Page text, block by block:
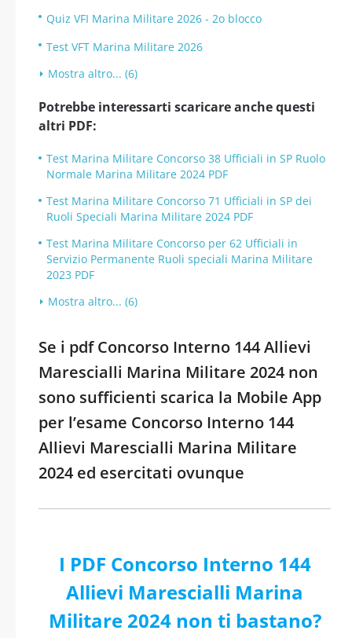
Quiz VFI Marina Militare 2026 - 2o blocco
Test VFT Marina Militare 2026
Mostra altro... (6)
Potrebbe interessarti scaricare anche questi
altri PDF:
Test Marina Militare Concorso 38 Ufficiali in SP Ruolo
Normale Marina Militare 2024 PDF
Test Marina Militare Concorso 71 Ufficiali in SP dei
Ruoli Speciali Marina Militare 2024 PDF
Test Marina Militare Concorso per 62 Ufficiali in
Servizio Permanente Ruoli speciali Marina Militare
2023 PDF
Mostra altro... (6)
Se i pdf Concorso Interno 144 Allievi
Marescialli Marina Militare 2024 non
sono sufficienti scarica la Mobile App
per l’esame Concorso Interno 144
Allievi Marescialli Marina Militare
2024 ed esercitati ovunque
I PDF Concorso Interno 144
Allievi Marescialli Marina
Militare 2024 non ti bastano?